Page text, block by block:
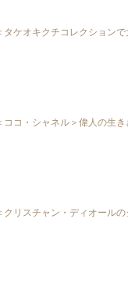
タケオキクチコレクション
ココ・シャネル＞偉人の生
クリスチャン・ディオール